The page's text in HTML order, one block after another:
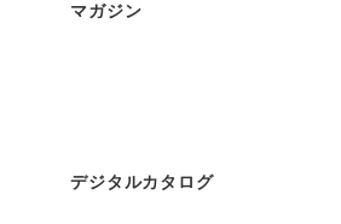
マガジン
デジタルカタログ